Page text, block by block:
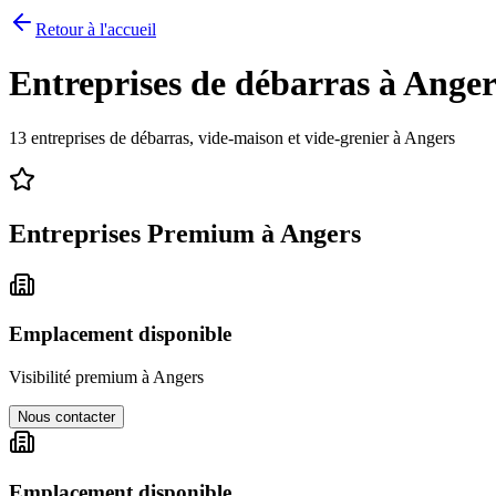
Retour à l'accueil
Entreprises de débarras à
13 entreprises de débarras, vide-maison et vide-grenier à Angers
Entreprises Premium à Angers
Emplacement disponible
Visibilité premium à Angers
Nous contacter